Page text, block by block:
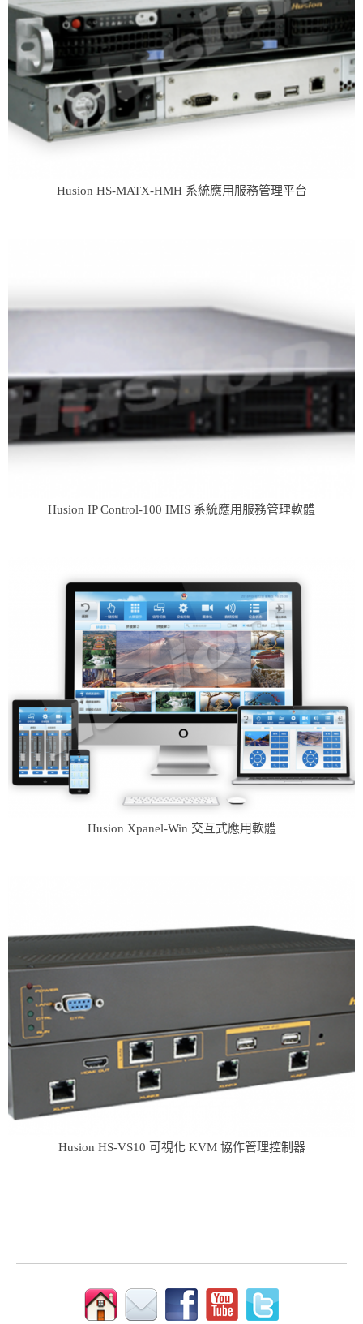
Husion HS-MATX-HMH 系統應用服務管理平台
Husion IP Control-100 IMIS 系統應用服務管理軟體
Husion Xpanel-Win 交互式應用軟體
Husion HS-VS10 可視化 KVM 協作管理控制器